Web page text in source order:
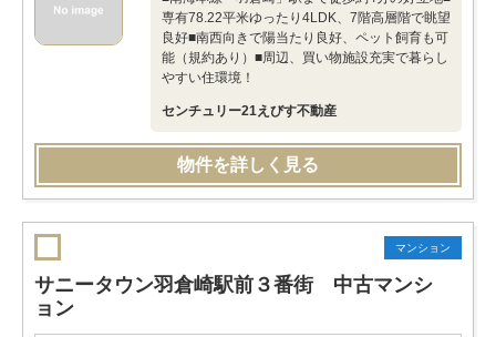
専有78.22平米ゆったり4LDK、7階高層階で眺望
良好■南西向きで陽当たり良好、ペット飼育も可
能（規約あり）■周辺、買い物施設充実で暮らし
やすい住環境！
センチュリー21えびす不動産
物件を詳しく見る
マンション
サニータウン羽倉崎駅前３番街 中古マンシ
ョン